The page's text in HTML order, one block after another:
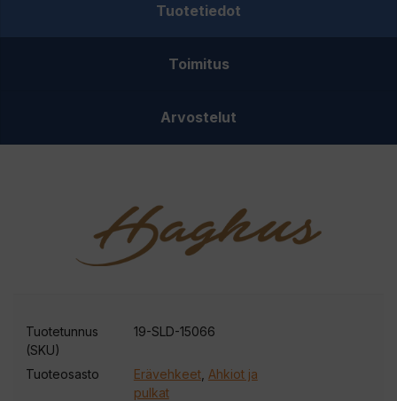
150x66x26cm
Tuotetiedot
Toimitus
Arvostelut
Tuotetunnus
(SKU)
19-SLD-15066
Tuoteosasto Erävehkeet, Ahkiot ja
pulkat